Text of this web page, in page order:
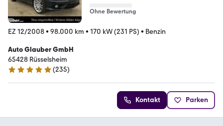
Ohne Bewertung
EZ 12/2008• 98.000 km • 170 kW (231 PS) • Benzin
Auto Glauber GmbH
65428 Rüsselsheim
4.9 Sterne
(235)
Kontakt Parken